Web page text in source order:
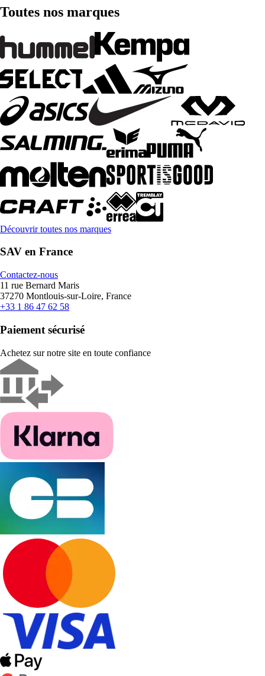
Toutes nos marques
Découvrir toutes nos marques
SAV en France
Contactez-nous
11 rue Bernard Maris
37270 Montlouis-sur-Loire, France
+33 1 86 47 62 58
Paiement sécurisé
Achetez sur notre site en toute confiance